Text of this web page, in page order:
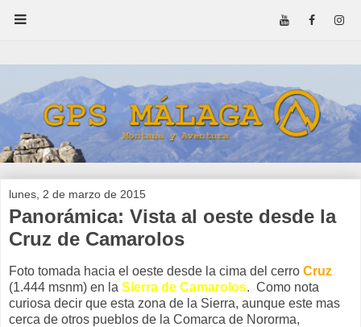
lunes, 2 de marzo de 2015
Panorámica: Vista al oeste desde la
Cruz de Camarolos
Foto tomada hacia el oeste desde la cima del cerro Cruz
(1.444 msnm) en la Sierra de Camarolos. Como nota
curiosa decir que esta zona de la Sierra, aunque este mas
cerca de otros pueblos de la Comarca de Nororma,